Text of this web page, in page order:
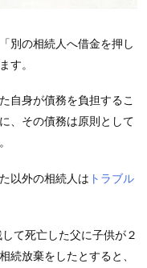
別の相続人へ借金を押し
す。
自身が債務を負担するこ
、その債務は原則として
以外の相続人は トラブル
て死亡した父に子供が２
続放棄をしたとすると、